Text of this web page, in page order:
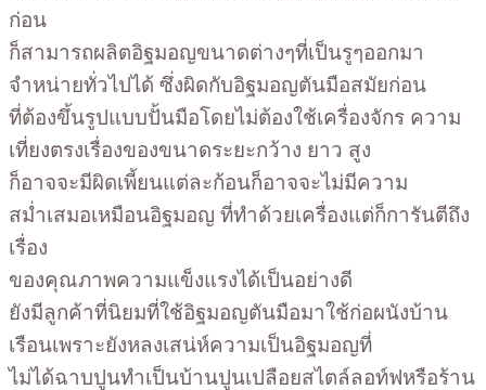
ก่อน
ก็สามารถผลิตอิฐมอญขนาดต่างๆที่เป็นรูๆออกมา
จำหน่ายทั่วไปได้ ซึ่งผิดกับอิฐมอญตันมือสมัยก่อน
ที่ต้องขึ้นรูปแบบปั้นมือโดยไม่ต้องใช้เครื่องจักร ความ
เที่ยงตรงเรื่องของขนาดระยะกว้าง ยาว สูง
ก็อาจจะมีผิดเพี้ยนแต่ละก้อนก็อาจจะไม่มีความ
สม่ำเสมอเหมือนอิฐมอญ ที่ทำด้วยเครื่องแต่ก็การันตีถึง
เรื่อง
ของคุณภาพความแข็งแรงได้เป็นอย่างดี
ยังมีลูกค้าที่นิยมที่ใช้อิฐมอญตันมือมาใช้ก่อผนังบ้าน
เรือนเพราะยังหลงเสน่ห์ความเป็นอิฐมอญที่
ไม่ได้ฉาบปูนทำเป็นบ้านปูนเปลือยสไตล์ลอท์ฟหรือร้าน